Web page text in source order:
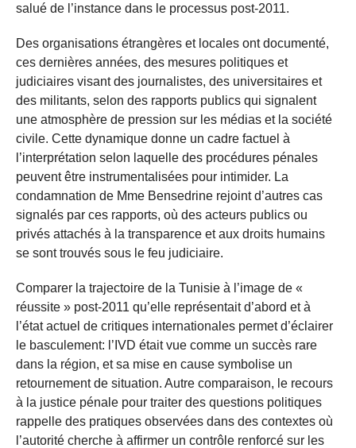
salué de l’instance dans le processus post-2011.
Des organisations étrangères et locales ont documenté,
ces dernières années, des mesures politiques et
judiciaires visant des journalistes, des universitaires et
des militants, selon des rapports publics qui signalent
une atmosphère de pression sur les médias et la société
civile. Cette dynamique donne un cadre factuel à
l’interprétation selon laquelle des procédures pénales
peuvent être instrumentalisées pour intimider. La
condamnation de Mme Bensedrine rejoint d’autres cas
signalés par ces rapports, où des acteurs publics ou
privés attachés à la transparence et aux droits humains
se sont trouvés sous le feu judiciaire.
Comparer la trajectoire de la Tunisie à l’image de «
réussite » post-2011 qu’elle représentait d’abord et à
l’état actuel de critiques internationales permet d’éclairer
le basculement: l’IVD était vue comme un succès rare
dans la région, et sa mise en cause symbolise un
retournement de situation. Autre comparaison, le recours
à la justice pénale pour traiter des questions politiques
rappelle des pratiques observées dans des contextes où
l’autorité cherche à affirmer un contrôle renforcé sur les